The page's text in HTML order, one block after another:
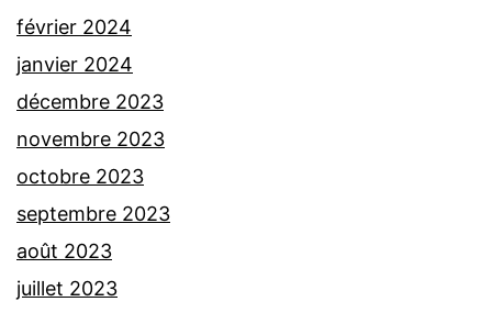
février 2024
janvier 2024
décembre 2023
novembre 2023
octobre 2023
septembre 2023
août 2023
juillet 2023